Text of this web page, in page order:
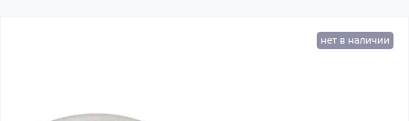
нет в наличии